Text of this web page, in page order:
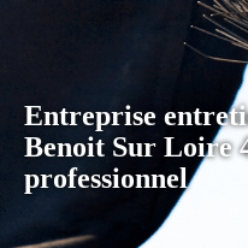
Entreprise
Benoit Sur Loire
professionnel